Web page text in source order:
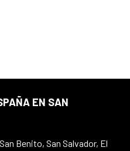
EN SAN
Benito, San Salvador, El